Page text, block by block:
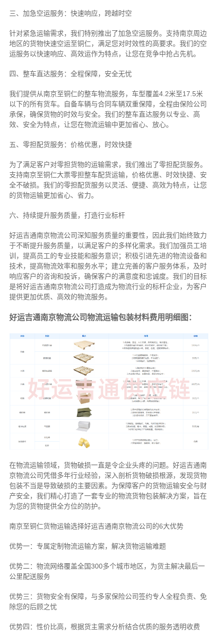
三、加急空运服务：快速响应，跨越时空
针对紧急运输需求，我们特别推出了加急空运服务。支持南京周边
地区的货物快速空运至铜仁，满足您对时效性的高要求。我们的空
运服务以快速响应、高效运作为特点，让您在竞争中抢占先机。
四、整车直达服务：全程保障，安全无忧
我们提供从南京至铜仁的整车物流服务，车型覆盖4.2米至17.5米
以下的所有货车。自备车辆与合同车辆双重保障，全程由保险公司
承保，确保货物的时效与安全。我们的整车直达服务以专业、高
效、安全为特点，让您在物流运输中更加省心、放心。
五、零担配货服务：价格优惠，时效快捷
为了满足客户对零担货物的运输需求，我们推出了零担配货服务。
支持南京至铜仁大票零担整车配货运输，价格优惠、时效快捷、安
全不破损。我们的零担配货服务以灵活、便捷、高效为特点，让您
的货物运输更加省心、省力。
六、持续提升服务质量，打造行业标杆
好运吉通南京物流公司深知服务质量的重要性，因此我们始终致力
于不断提升服务质量，以满足客户的多样化需求。我们加强员工培
训，提高员工的专业技能和服务意识；积极引进先进的物流设备和
技术，提高物流效率和服务水平；建立完善的客户服务体系，及时
响应客户的咨询和投诉，确保客户的满意度和忠诚度。我们的目标
是将好运吉通南京物流公司打造成为物流行业的标杆企业，为客户
提供更加优质、高效的物流服务。
好运吉通南京物流公司物流运输包装材料费用明细图：
在物流运输领域，货物破损一直是令企业头疼的问题。好运吉通南
京物流公司凭借多年行业经验，深入剖析货物破损根源，发现货物
包装不当是导致破损的主要因素。为保障客户的货物运输安全与财
产安全，我们精心打造了一套专业的物流货物包装解决方案，旨在
为您的货物提供全方位的防护。
南京至铜仁货物运输选择好运吉通南京物流公司的6大优势
优势一：专属定制物流运输方案，解决货物运输难题
优势二：物流网络覆盖全国300多个城市地区，为货主解决最后一
公里配送服务
优势三：货物安全有保障，与多家保险公司签约专人全程负责、免
除您的后顾之忧
优势四：性价比高，根据货主需求分析结合优质的服务透明收费